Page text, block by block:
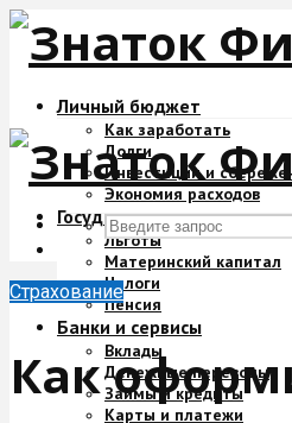
Личный бюджет
Как заработать
Долги
Инвестиции и
Экономия расходов
Государство и деньги
Льготы
Материнский капитал
Налоги
Пенсия
Банки и сервисы
Вклады
Денежные переводы
Займы и кредиты
Карты и платежи
Страхование
Как